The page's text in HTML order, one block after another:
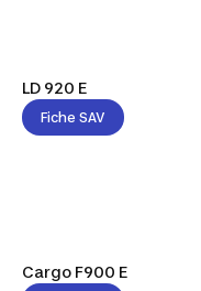
LD 920 E
Fiche SAV
Cargo F900 E